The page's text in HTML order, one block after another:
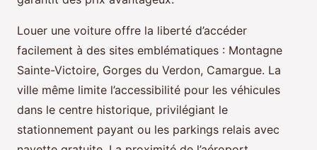
Louer une voiture offre la liberté d’accéder
facilement à des sites emblématiques : Montagne
Sainte-Victoire, Gorges du Verdon, Camargue. La
ville même limite l’accessibilité pour les véhicules
dans le centre historique, privilégiant le
stationnement payant ou les parkings relais avec